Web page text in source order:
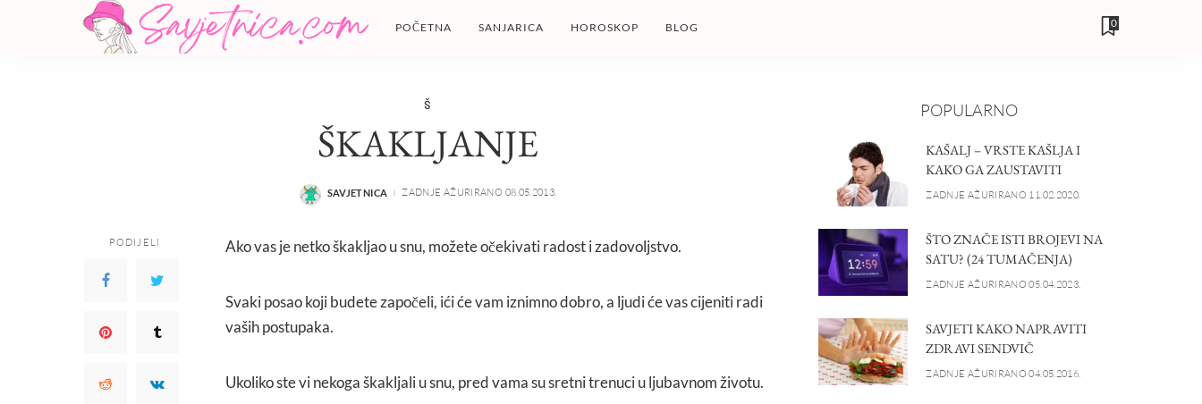
POČETNA SANJARICA HOROSKOP BLOG 0
Š
ŠKAKLJANJE
POSTED
SAVJETNICA ZADNJE AŽURIRANO 08.05.2013.
PODIJELI Ako vas je netko škakljao u snu, možete očekivati radost i zadovoljstvo.
Svaki posao koji budete započeli, ići će vam iznimno dobro, a ljudi će vas cijeniti radi
vaših postupaka.
Ukoliko ste vi nekoga škakljali u snu, pred vama su sretni trenuci u ljubavnom životu.
POPULARNO
KAŠALJ – VRSTE KAŠLJA I
KAKO GA ZAUSTAVITI
ZADNJE AŽURIRANO 11.02.2020.
ŠTO ZNAČE ISTI BROJEVI NA
SATU? (24 TUMAČENJA)
ZADNJE AŽURIRANO 05.04.2023.
SAVJETI KAKO NAPRAVITI
ZDRAVI SENDVIČ
ZADNJE AŽURIRANO 04.05.2016.